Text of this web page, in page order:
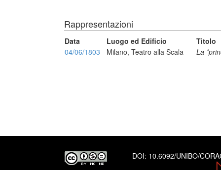
Rappresentazioni
Data Luogo ed Edificio
Titolo
04/06/1803
Milano, Teatro alla Scala La
DOI: 10.6092/UNIBO/